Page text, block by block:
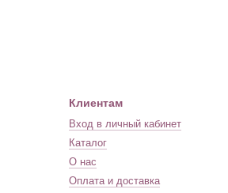
Клиентам
Вход в личный кабинет
Каталог
О нас
Оплата и доставка